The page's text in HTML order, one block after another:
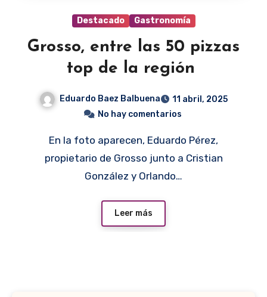
Destacado Gastronomía
Grosso, entre las 50 pizzas
top de la región
Eduardo Baez Balbuena
11 abril, 2025
No hay comentarios
En la foto aparecen, Eduardo Pérez,
propietario de Grosso junto a Cristian
González y Orlando…
Leer más